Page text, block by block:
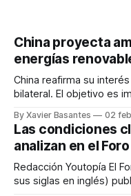
China proyecta
energías
China reafirma su
bilateral. El objetivo es
By Xavier Basantes 02
Las condiciones
analizan en el
Redacción Youtopía El Foro Económico Mundial (WEF por
sus siglas en inglés)